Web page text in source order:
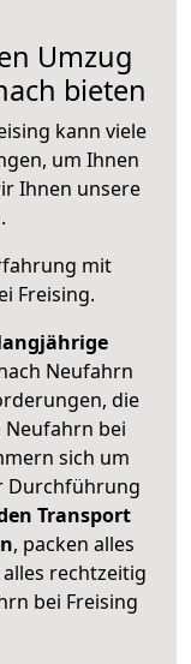
Umzug
bieten
kann viele
um Ihnen
Ihnen unsere
mit
Freising.
Neufahrn
die
bei
sich um
Durchführung
Transport
, packen alles
rechtzeitig
bei Freising